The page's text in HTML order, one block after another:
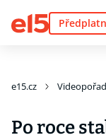
e15.cz
Po roce